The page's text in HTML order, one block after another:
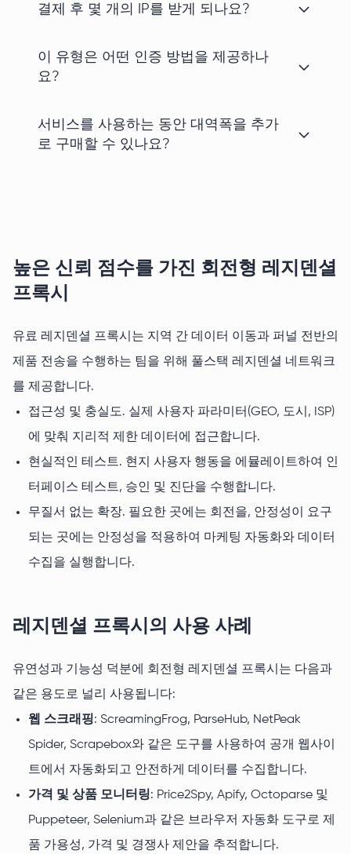
결제 후 몇 개의 IP를 받게 되나요?
이 유형은 어떤 인증 방법을 제공하나
요?
서비스를 사용하는 동안 대역폭을 추가
로 구매할 수 있나요?
높은 신뢰 점수를 가진 회전형 레지덴셜
프록시
유료 레지덴셜 프록시는 지역 간 데이터 이동과 퍼널 전반의
제품 전송을 수행하는 팀을 위해 풀스택 레지덴셜 네트워크
를 제공합니다.
접근성 및 충실도. 실제 사용자 파라미터(GEO, 도시, ISP)
에 맞춰 지리적 제한 데이터에 접근합니다.
현실적인 테스트. 현지 사용자 행동을 에뮬레이트하여 인
터페이스 테스트, 승인 및 진단을 수행합니다.
무질서 없는 확장. 필요한 곳에는 회전을, 안정성이 요구
되는 곳에는 안정성을 적용하여 마케팅 자동화와 데이터
수집을 실행합니다.
레지덴셜 프록시의 사용 사례
유연성과 기능성 덕분에 회전형 레지덴셜 프록시는 다음과
같은 용도로 널리 사용됩니다:
웹 스크래핑: ScreamingFrog, ParseHub, NetPeak
Spider, Scrapebox와 같은 도구를 사용하여 공개 웹사이
트에서 자동화되고 안전하게 데이터를 수집합니다.
가격 및 상품 모니터링: Price2Spy, Apify, Octoparse 및
Puppeteer, Selenium과 같은 브라우저 자동화 도구로 제
품 가용성, 가격 및 경쟁사 제안을 추적합니다.